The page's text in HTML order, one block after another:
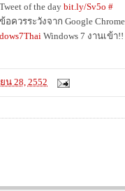
of the daybit.ly/Sv5o #
อควรระวังจาก Google Chrome
Windows 7 งานเข้
28, 2552